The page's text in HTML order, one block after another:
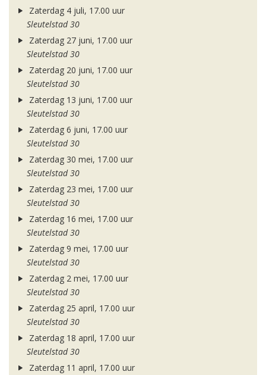
Zaterdag 4 juli, 17.00 uur
Sleutelstad 30
Zaterdag 27 juni, 17.00 uur
Sleutelstad 30
Zaterdag 20 juni, 17.00 uur
Sleutelstad 30
Zaterdag 13 juni, 17.00 uur
Sleutelstad 30
Zaterdag 6 juni, 17.00 uur
Sleutelstad 30
Zaterdag 30 mei, 17.00 uur
Sleutelstad 30
Zaterdag 23 mei, 17.00 uur
Sleutelstad 30
Zaterdag 16 mei, 17.00 uur
Sleutelstad 30
Zaterdag 9 mei, 17.00 uur
Sleutelstad 30
Zaterdag 2 mei, 17.00 uur
Sleutelstad 30
Zaterdag 25 april, 17.00 uur
Sleutelstad 30
Zaterdag 18 april, 17.00 uur
Sleutelstad 30
Zaterdag 11 april, 17.00 uur